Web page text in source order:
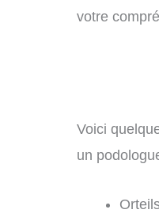
votre
Voici
un